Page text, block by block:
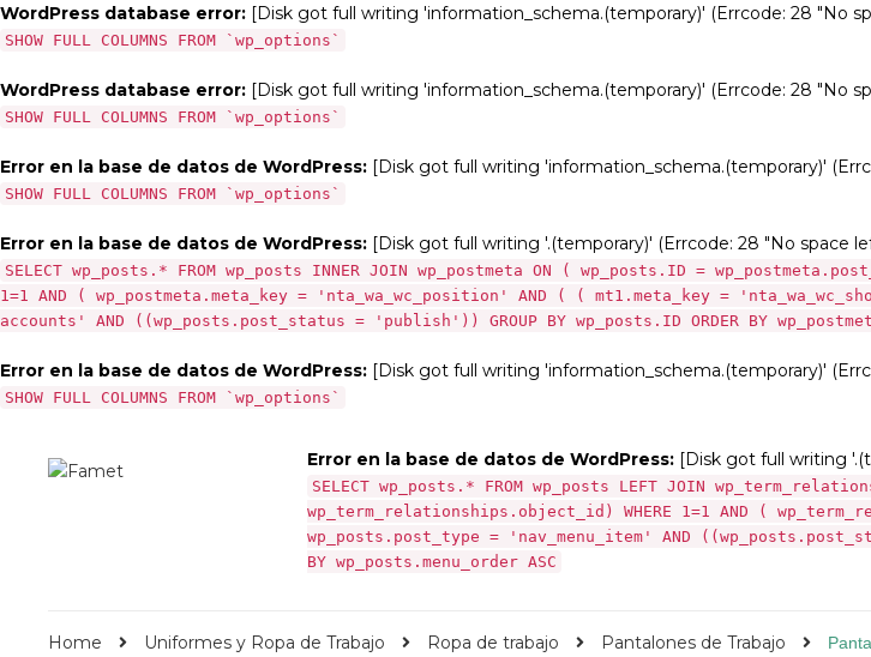
WordPress database error: [Disk got full writing 'information_schema.(temporary)' (Errcode: 28 "No
SHOW FULL COLUMNS FROM `wp_options`
WordPress database error: [Disk got full writing 'information_schema.(temporary)' (Errcode: 28 "No
SHOW FULL COLUMNS FROM `wp_options`
Error en la base de datos de WordPress: [Disk got full writing 'information_schema.(temporary)'
SHOW FULL COLUMNS FROM `wp_options`
Error en la base de datos de WordPress: [Disk got full writing '.(temporary)' (Errcode: 28 "No space
SELECT wp_posts.* FROM wp_posts INNER JOIN wp_postmeta ON ( wp_posts.ID =
1=1 AND ( wp_postmeta.meta_key = 'nta_wa_wc_position' AND ( ( mt1.meta_key =
accounts' AND ((wp_posts.post_status = 'publish')) GROUP BY wp_posts.ID ORDER BY
Error en la base de datos de WordPress: [Disk got full writing 'information_schema.(temporary)'
SHOW FULL COLUMNS FROM `wp_options`
Error en la base de datos de WordPress:[Disk got full writing
SELECT wp_posts.* FROM wp_posts LEFT JOIN
wp_term_relationships.object_id) WHERE 1=1 AND (
wp_posts.post_type = 'nav_menu_item' AND
BY wp_posts.menu_order ASC
Home Uniformes y Ropa de Trabajo Ropa de trabajo Pantalones de Trabajo